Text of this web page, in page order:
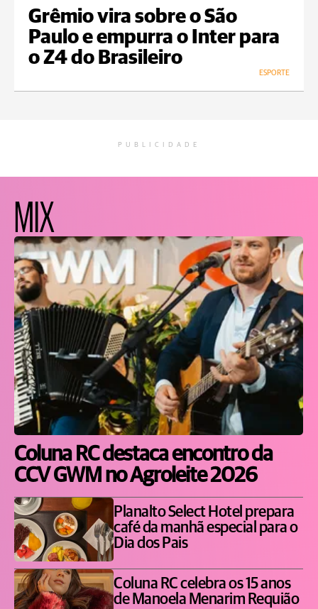
Grêmio vira sobre o São
Paulo e empurra o Inter para
o Z4 do Brasileiro
ESPORTE
PUBLICIDADE
MIX
Coluna RC destaca encontro da
CCV GWM no Agroleite 2026
Planalto Select Hotel prepara
café da manhã especial para o
Dia dos Pais
Coluna RC celebra os 15 anos
de Manoela Menarim Requião